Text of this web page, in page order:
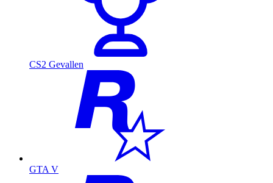
CS2 Gevallen
GTA V